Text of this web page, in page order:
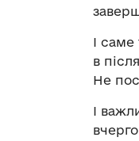
І
в
Не
І